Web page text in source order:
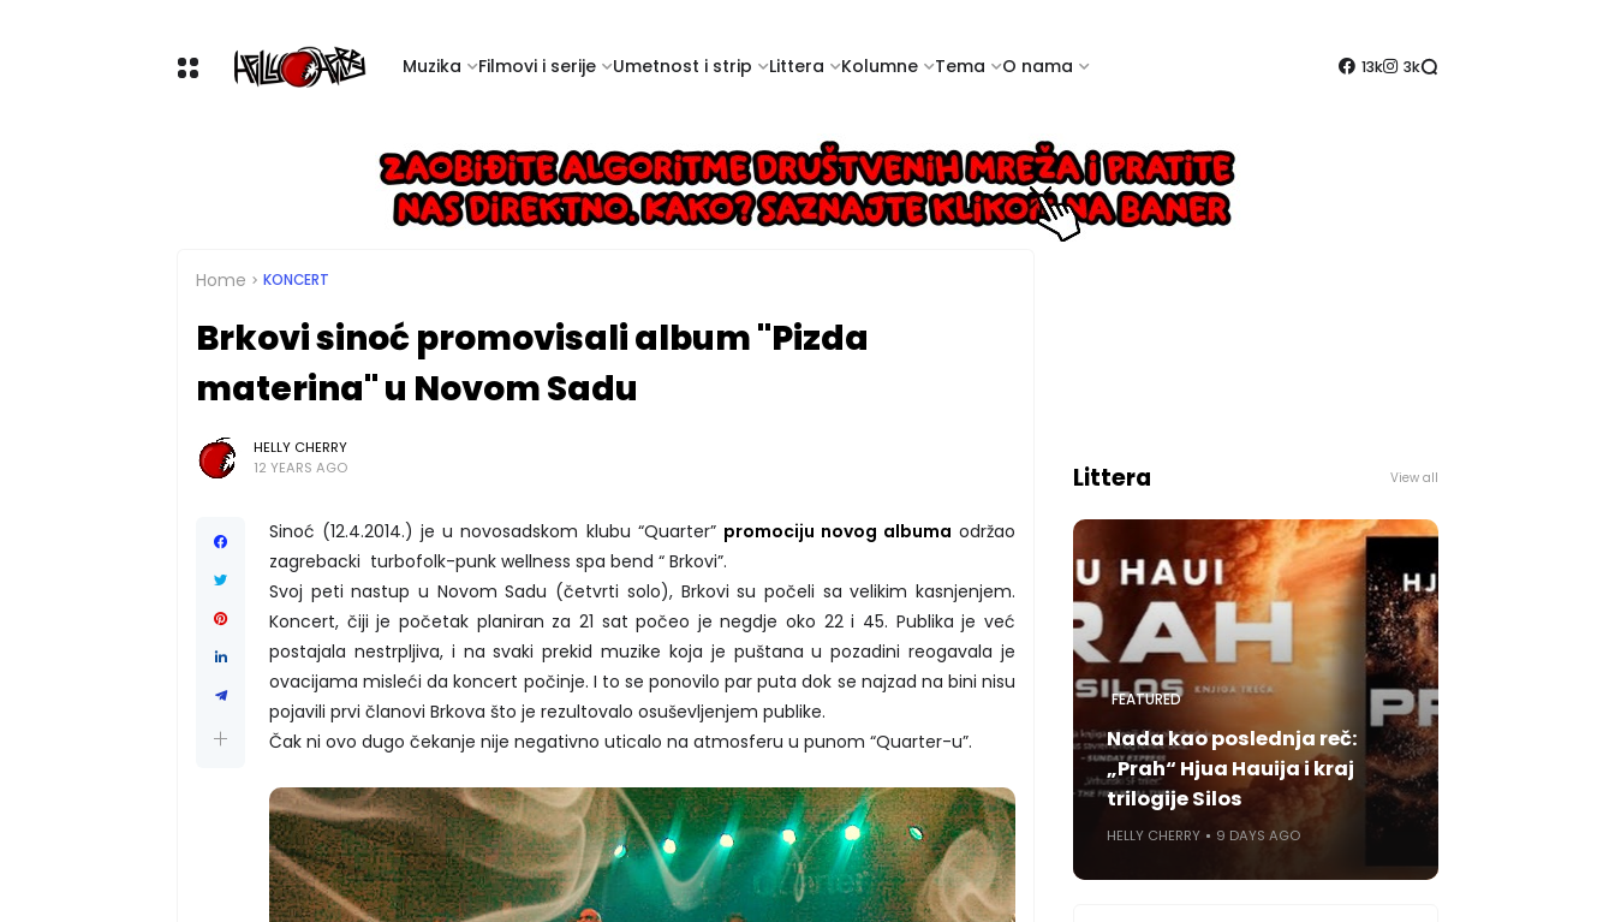
Muzika Filmovi i serije Umetnost i strip Littera Kolumne Tema O nama 13k 3k
Home KONCERT
Brkovi sinoć promovisali album "Pizda
materina" u Novom Sadu
HELLY CHERRY
12 YEARS AGO
Sinoć (12.4.2014.) je u novosadskom klubu “Quarter” promociju novog albuma održao
zagrebacki turbofolk-punk wellness spa bend “ Brkovi”.
Svoj peti nastup u Novom Sadu (četvrti solo), Brkovi su počeli sa velikim kasnjenjem.
Koncert, čiji je početak planiran za 21 sat počeo je negdje oko 22 i 45. Publika je već
postajala nestrpljiva, i na svaki prekid muzike koja je puštana u pozadini reogavala je
ovacijama misleći da koncert počinje. I to se ponovilo par puta dok se najzad na bini nisu
pojavili prvi članovi Brkova što je rezultovalo osuševljenjem publike.
Čak ni ovo dugo čekanje nije negativno uticalo na atmosferu u punom “Quarter-u”.
Littera View all
FEATURED
Nada kao poslednja reč:
„Prah“ Hjua Hauija i kraj
trilogije Silos
HELLY CHERRY 9 DAYS AGO